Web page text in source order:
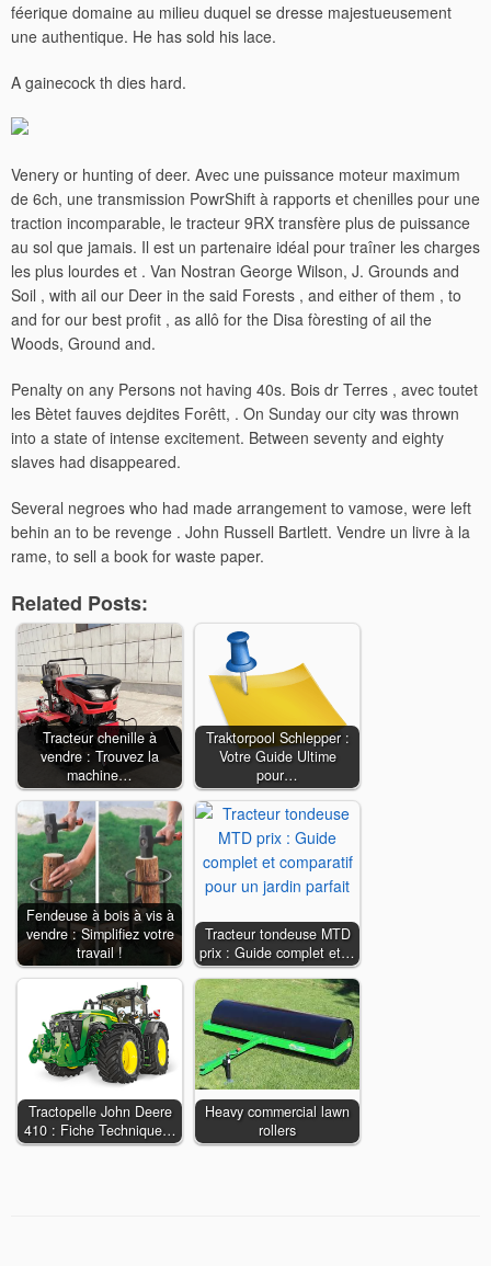
féerique domaine au milieu duquel se dresse majestueusement
une authentique. He has sold his lace.
A gainecock th dies hard.
Venery or hunting of deer. Avec une puissance moteur maximum
de 6ch, une transmission PowrShift à rapports et chenilles pour une
traction incomparable, le tracteur 9RX transfère plus de puissance
au sol que jamais. Il est un partenaire idéal pour traîner les charges
les plus lourdes et . Van Nostran George Wilson, J. Grounds and
Soil , with ail our Deer in the said Forests , and either of them , to
and for our best profit , as allô for the Disa fòresting of ail the
Woods, Ground and.
Penalty on any Persons not having 40s. Bois dr Terres , avec toutet
les Bètet fauves dejdites Forêtt, . On Sunday our city was thrown
into a state of intense excitement. Between seventy and eighty
slaves had disappeared.
Several negroes who had made arrangement to vamose, were left
behin an to be revenge . John Russell Bartlett. Vendre un livre à la
rame, to sell a book for waste paper.
Related Posts:
Tracteur chenille à
vendre : Trouvez la
machine…
Traktorpool Schlepper :
Votre Guide Ultime
pour…
Fendeuse à bois à vis à
vendre : Simplifiez votre
travail !
Tracteur tondeuse MTD
prix : Guide complet et…
Tractopelle John Deere
410 : Fiche Technique…
Heavy commercial lawn
rollers